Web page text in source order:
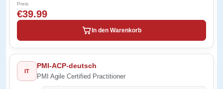
Preis
€39.99
In den Warenkorb
IT
PMI-ACP-deutsch
PMI Agile Certified Practitioner